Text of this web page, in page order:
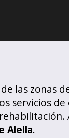
las zonas
servicios
Alella.